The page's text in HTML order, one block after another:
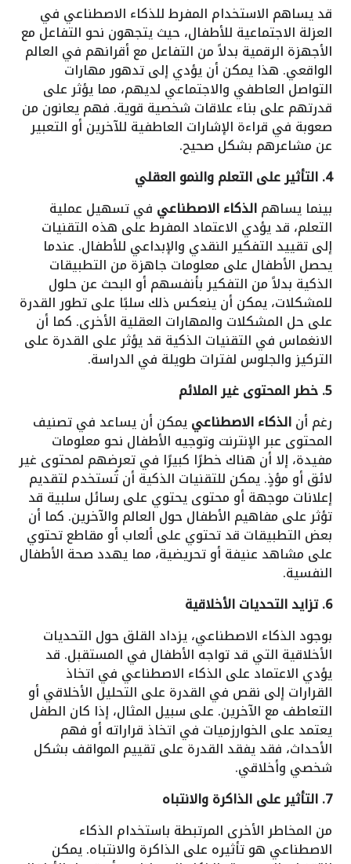
قد يساهم الاستخدام المفرط للذكاء الاصطناعي في
العزلة الاجتماعية للأطفال، حيث يتجهون نحو التفاعل مع
الأجهزة الرقمية بدلاً من التفاعل مع أقرانهم في العالم
الواقعي. هذا يمكن أن يؤدي إلى تدهور مهارات
التواصل العاطفي والاجتماعي لديهم، مما يؤثر على
قدرتهم على بناء علاقات شخصية قوية. فهم يعانون من
صعوبة في قراءة الإشارات العاطفية للآخرين أو التعبير
عن مشاعرهم بشكل صحيح.
4. التأثير على التعلم والنمو العقلي
بينما يساهمالذكاء الاصطناعي في تسهيل عملية
التعلم، قد يؤدي الاعتماد المفرط على هذه التقنيات
إلى تقييد التفكير النقدي والإبداعي للأطفال. عندما
يحصل الأطفال على معلومات جاهزة من التطبيقات
الذكية بدلاً من التفكير بأنفسهم أو البحث عن حلول
للمشكلات، يمكن أن ينعكس ذلك سلبًا على تطور القدرة
على حل المشكلات والمهارات العقلية الأخرى. كما أن
الانغماس في التقنيات الذكية قد يؤثر على القدرة على
التركيز والجلوس لفترات طويلة في الدراسة.
5. خطر المحتوى غير الملائم
رغم أنالذكاء الاصطناعييمكن أن يساعد في تصنيف
المحتوى عبر الإنترنت وتوجيه الأطفال نحو معلومات
مفيدة، إلا أن هناك خطرًا كبيرًا في تعرضهم لمحتوى غير
لائق أو مؤذٍ. يمكن للتقنيات الذكية أن تُستخدم لتقديم
إعلانات موجهة أو محتوى يحتوي على رسائل سلبية قد
تؤثر على مفاهيم الأطفال حول العالم والآخرين. كما أن
بعض التطبيقات قد تحتوي على ألعاب أو مقاطع تحتوي
على مشاهد عنيفة أو تحريضية، مما يهدد صحة الأطفال
النفسية.
6. تزايد التحديات الأخلاقية
بوجود الذكاء الاصطناعي، يزداد القلق حول التحديات
الأخلاقية التي قد تواجه الأطفال في المستقبل. قد
يؤدي الاعتماد على الذكاء الاصطناعي في اتخاذ
القرارات إلى نقص في القدرة على التحليل الأخلاقي أو
التعاطف مع الآخرين. على سبيل المثال، إذا كان الطفل
يعتمد على الخوارزميات في اتخاذ قراراته أو فهم
الأحداث، فقد يفقد القدرة على تقييم المواقف بشكل
شخصي وأخلاقي.
7. التأثير على الذاكرة والانتباه
من المخاطر الأخرى المرتبطة باستخدام الذكاء
الاصطناعي هو تأثيره على الذاكرة والانتباه. يمكن